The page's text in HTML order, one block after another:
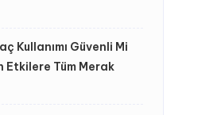
Kullanımı Güvenli Mi
Etkilere Tüm Merak